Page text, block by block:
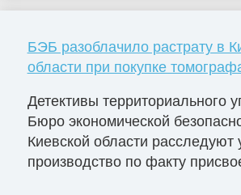
БЭБ разоблачило растрату в
области при покупке
Детективы территориального
Бюро экономической
Киевской области расследуют
производство по факту